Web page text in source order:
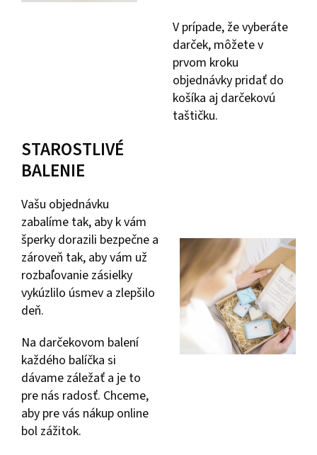
V prípade, že vyberáte
darček, môžete v
prvom kroku
objednávky pridať do
košíka aj darčekovú
taštičku.
STAROSTLIVÉ
BALENIE
Vašu objednávku
zabalíme tak, aby k vám
šperky dorazili bezpečne a
zároveň tak, aby vám už
rozbaľovanie zásielky
vykúzlilo úsmev a zlepšilo
deň.
Na darčekovom balení
každého balíčka si
dávame záležať a je to
pre nás radosť. Chceme,
aby pre vás nákup online
bol zážitok.